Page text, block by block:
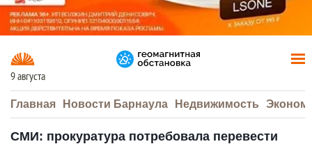
9 августа
Главная Новости Барнаула Недвижимость
СМИ: прокуратура потребовала перевести